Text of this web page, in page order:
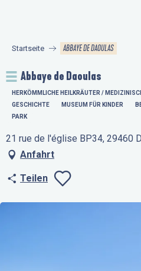
principal
Startseite ABBAYE DE DAOULAS
Abbaye de Daoulas
HERKÖMMLICHE HEILKRÄUTER /
GESCHICHTE
MUSEUM FÜR KINDER
PARK
21 rue de l'église BP34, 29460
Anfahrt
Teilen